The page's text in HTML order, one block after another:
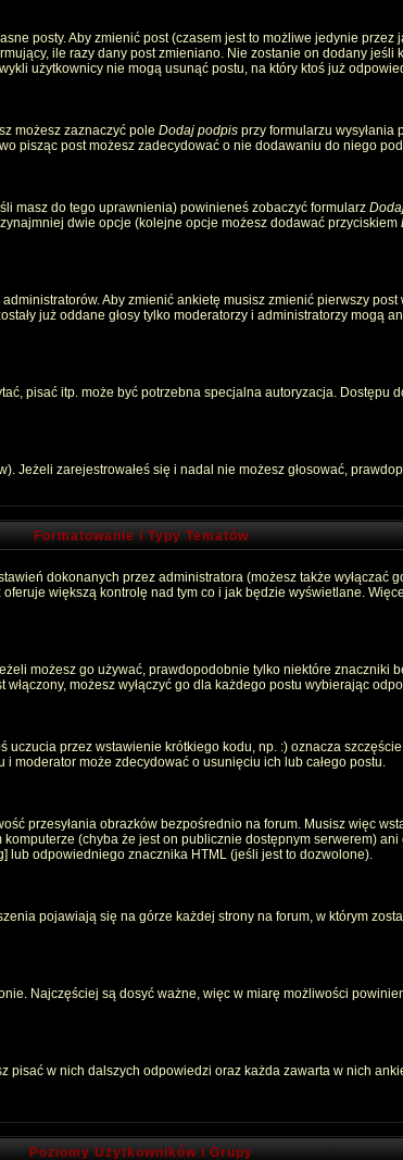
posty. Aby zmienić post (czasem jest to możliwe jedynie
ile razy dany post zmieniano. Nie zostanie on dodany jeśli
użytkownicy nie mogą usunąć postu, na który ktoś już
możesz zaznaczyć pole Dodaj podpis przy formularzu
pisząc post możesz zadecydować o nie dodawaniu do niego
masz do tego uprawnienia) powinieneś zobaczyć formularz
dwie opcje (kolejne opcje możesz dodawać przyciskiem
Aby zmienić ankietę musisz zmienić pierwszy
już oddane głosy tylko moderatorzy i administratorzy mogą
pisać itp. może być potrzebna specjalna autoryzacja.
Jeżeli zarejestrowałeś się i nadal nie możesz głosować,
Formatowanie i Typy Tematów
dokonanych przez administratora (możesz także wyłączać
większą kontrolę nad tym co i jak będzie wyświetlane.
możesz go używać, prawdopodobnie tylko niektóre znaczniki
możesz wyłączyć go dla każdego postu wybierając
przez wstawienie krótkiego kodu, np. :) oznacza
moderator może zdecydować o usunięciu ich lub całego postu.
przesyłania obrazków bezpośrednio na forum. Musisz więc
(chyba że jest on publicznie dostępnym serwerem)
lub odpowiedniego znacznika HTML (jeśli jest to dozwolone).
pojawiają się na górze każdej strony na forum, w którym
Najczęściej są dosyć ważne, więc w miarę możliwości
w nich dalszych odpowiedzi oraz każda zawarta w nich
Poziomy Użytkowników i Grupy